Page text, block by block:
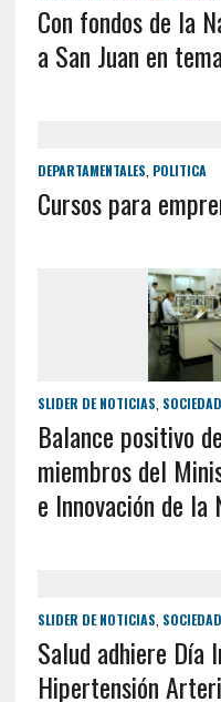
Con fondos de la
a San Juan en
DEPARTAMENTALES POLITICA
Cursos para
SLIDER DE NOTICIAS SOCIEDAD
Balance positivo
miembros del
e Innovación de la
SLIDER DE NOTICIAS SOCIEDAD
Salud adhiere Día
Hipertensión